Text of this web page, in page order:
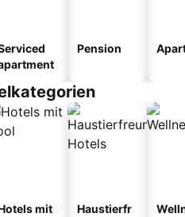
Pension
mit
Haustierfr